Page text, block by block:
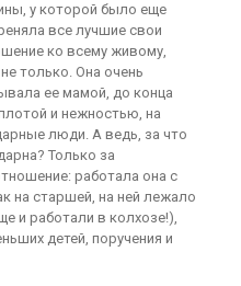
у которой было еще
все лучшие свои
ко всему живому,
только. Она очень
ее мамой, до конца
и нежностью, на
люди. А ведь, за что
Только за
работала она с
на старшей, на ней лежало
и работали в колхозе!),
детей, поручения и